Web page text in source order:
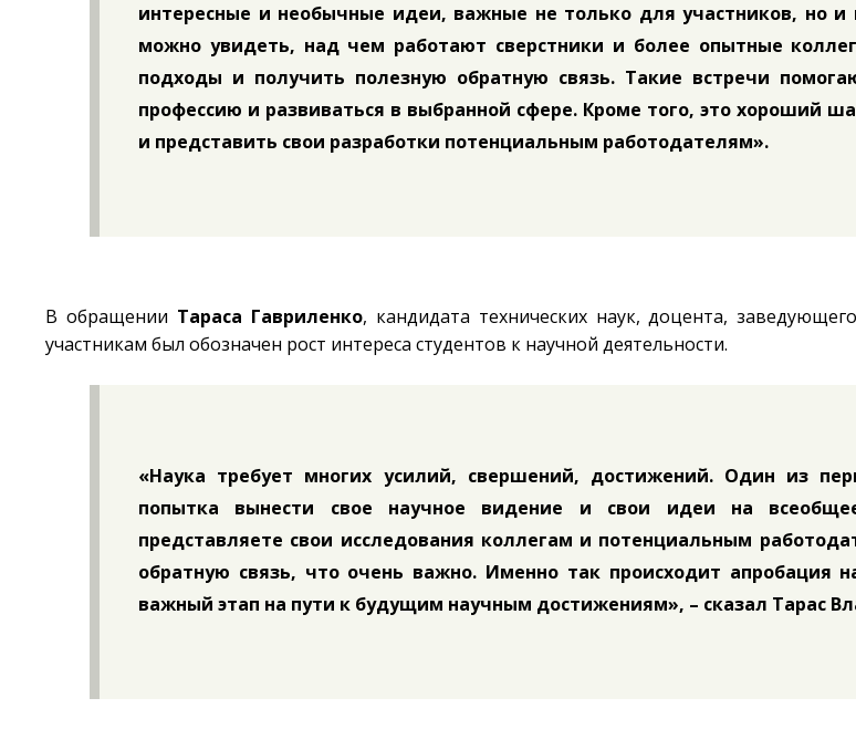
интересные и необычные идеи, важные не только для участников, но и
можно увидеть, над чем работают сверстники и более опытные
подходы и получить полезную обратную связь. Такие встречи
профессию и развиваться в выбранной сфере. Кроме того, это хороший
и представить свои разработки потенциальным работодателям».
В обращении Тараса Гавриленко, кандидата технических наук, доцента,
участникам был обозначен рост интереса студентов к научной деятельности.
«Наука требует многих усилий, свершений, достижений. Один из
попытка вынести свое научное видение и свои идеи на
представляете свои исследования коллегам и потенциальным
обратную связь, что очень важно. Именно так происходит апробация
важный этап на пути к будущим научным достижениям», – сказал Тарас